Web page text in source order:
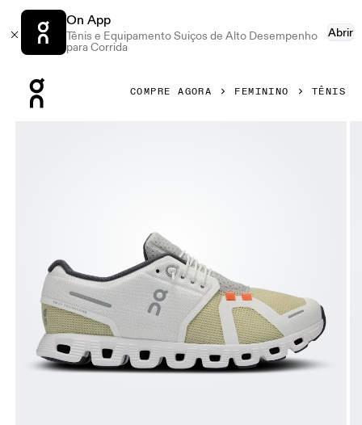
On App
Tênis e Equipamento Suiços de Alto Desempenho
para Corrida
Abrir
COMPRE AGORA FEMININO TÊNIS